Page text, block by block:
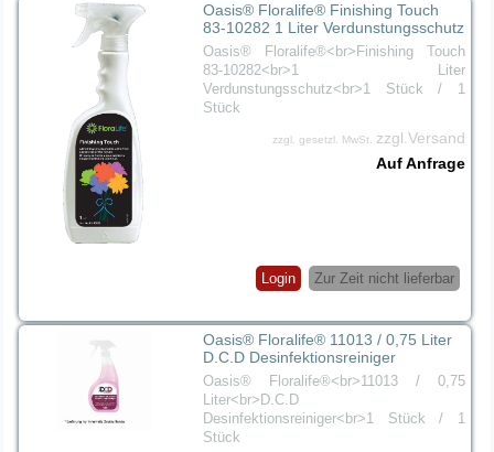
Oasis® Floralife® Finishing Touch
83-10282 1 Liter Verdunstungsschutz
Oasis® Floralife®<br>Finishing Touch
83-10282<br>1 Liter
Verdunstungsschutz<br>1 Stück / 1
Stück
zzgl. gesetzl. MwSt. zzgl.Versand
Auf Anfrage
Zur Zeit nicht lieferbar
Login
Oasis® Floralife® 11013 / 0,75 Liter
D.C.D Desinfektionsreiniger
Oasis® Floralife®<br>11013 / 0,75
Liter<br>D.C.D
Desinfektionsreiniger<br>1 Stück / 1
Stück